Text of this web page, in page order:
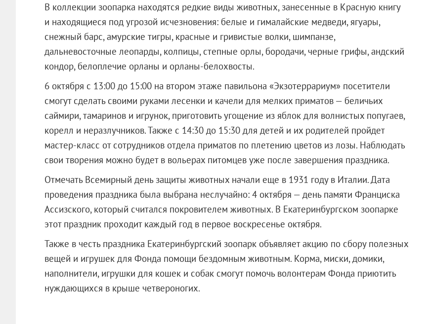
В коллекции зоопарка находятся редкие виды животных, занесенные в Красную книгу
и находящиеся под угрозой исчезновения: белые и гималайские медведи, ягуары,
снежный барс, амурские тигры, красные и гривистые волки, шимпанзе,
дальневосточные леопарды, колпицы, степные орлы, бородачи, черные грифы, андский
кондор, белоплечие орланы и орланы-белохвосты.
6 октября с 13:00 до 15:00 на втором этаже павильона «Экзотеррариум» посетители
смогут сделать своими руками лесенки и качели для мелких приматов — беличьих
саймири, тамаринов и игрунок, приготовить угощение из яблок для волнистых попугаев,
корелл и неразлучников. Также с 14:30 до 15:30 для детей и их родителей пройдет
мастер-класс от сотрудников отдела приматов по плетению цветов из лозы. Наблюдать
свои творения можно будет в вольерах питомцев уже после завершения праздника.
Отмечать Всемирный день защиты животных начали еще в 1931 году в Италии. Дата
проведения праздника была выбрана неслучайно: 4 октября — день памяти Франциска
Ассизского, который считался покровителем животных. В Екатеринбургском зоопарке
этот праздник проходит каждый год в первое воскресенье октября.
Также в честь праздника Екатеринбургский зоопарк объявляет акцию по сбору полезных
вещей и игрушек для Фонда помощи бездомным животным. Корма, миски, домики,
наполнители, игрушки для кошек и собак смогут помочь волонтерам Фонда приютить
нуждающихся в крыше четвероногих.